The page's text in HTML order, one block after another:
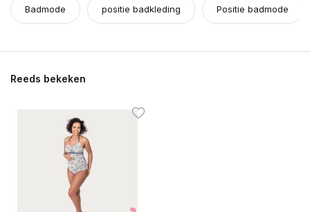
Badmode positie badkleding Positie badmode
Reeds bekeken